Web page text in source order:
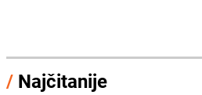
/ Najčitanije